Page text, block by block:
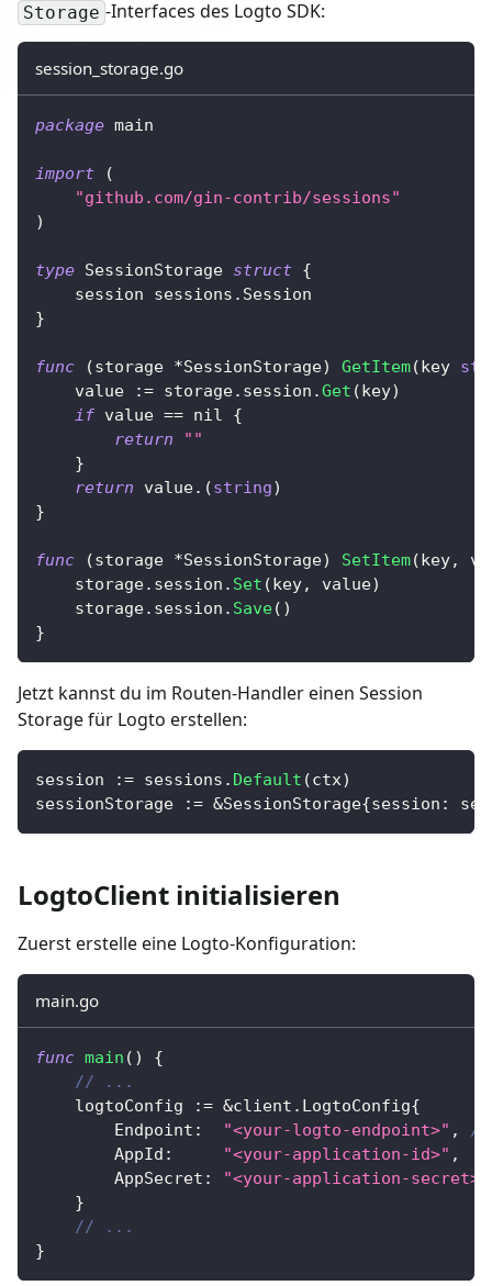
Storage -Interfaces des Logto SDK:
session_storage.go
package main
import
(
"github.com/gin-contrib/sessions"
)
type SessionStorage struct {
	session sessions
. Session
}
func (storage *SessionStorage) GetItem(key
	value
:= storage. session .Get (key)
if value == nil
{
return
""
}
return value. (string)
}
func (storage *SessionStorage) SetItem(key,
	storage
. session . Set (key, value)
	storage
. session . Save( )
}
Jetzt kannst du im Routen-Handler einen Session
Storage für Logto erstellen:
session := sessions . Default (ctx)
sessionStorage
:= &SessionStorage{session :
LogtoClient initialisieren
Zuerst erstelle eine Logto-Konfiguration:
main.go
func main ( )
{
// ...
	logtoConfig
:= &client . LogtoConfig{
		Endpoint
: "<your-logto-endpoint>" ,
//
		AppId
: "<your-application-id>" ,
		AppSecret
: "<your-application-secret>"
}
// ...
}